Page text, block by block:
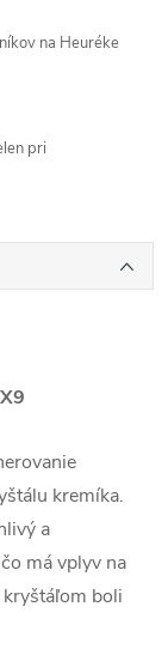
na Heuréke
pri
kremíka.
a
má vplyv na
boli